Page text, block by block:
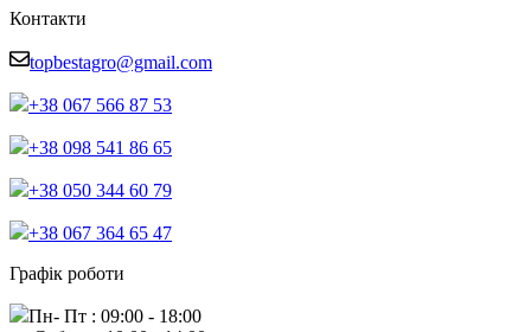
Контакти
topbestagro@gmail.com
+38 067 566 87 53
+38 098 541 86 65
+38 050 344 60 79
+38 067 364 65 47
Графік роботи
Пн- Пт : 09:00 - 18:00